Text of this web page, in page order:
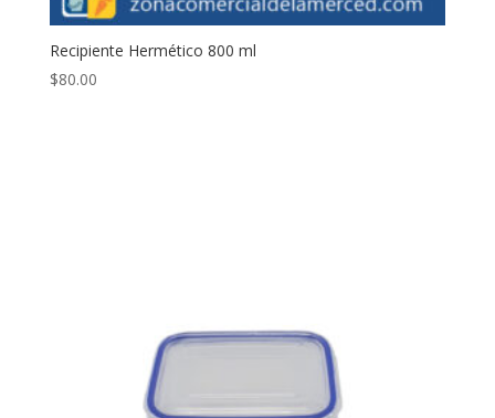
Recipiente Hermético 800 ml
$80.00